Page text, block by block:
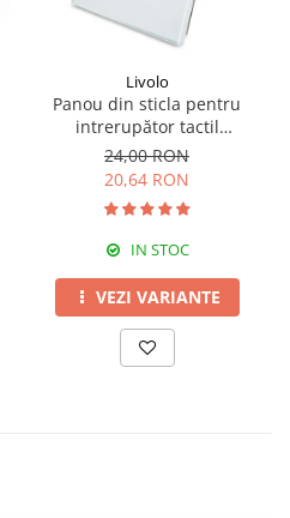
Livolo
Panou din sticla pentru
intrerupător tactil
dublu,Livolo
24,00 RON
20,64 RON
IN STOC
VEZI VARIANTE